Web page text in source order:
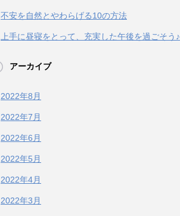
不安を自然とやわらげる10の方法
上手に昼寝をとって、充実した午後を過ごそう♪
アーカイブ
2022年8月
2022年7月
2022年6月
2022年5月
2022年4月
2022年3月